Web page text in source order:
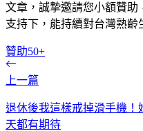
文章，誠摯邀請您小額贊助
支持下，能持續對台灣熟齡
贊助50+
上一篇
退休後我這樣戒掉滑手機
天都有期待